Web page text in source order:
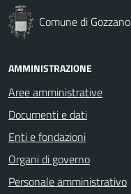
Comune di Gozzano
AMMINISTRAZIONE
Aree amministrative
Documenti e dati
Enti e fondazioni
Organi di governo
Personale amministrativo